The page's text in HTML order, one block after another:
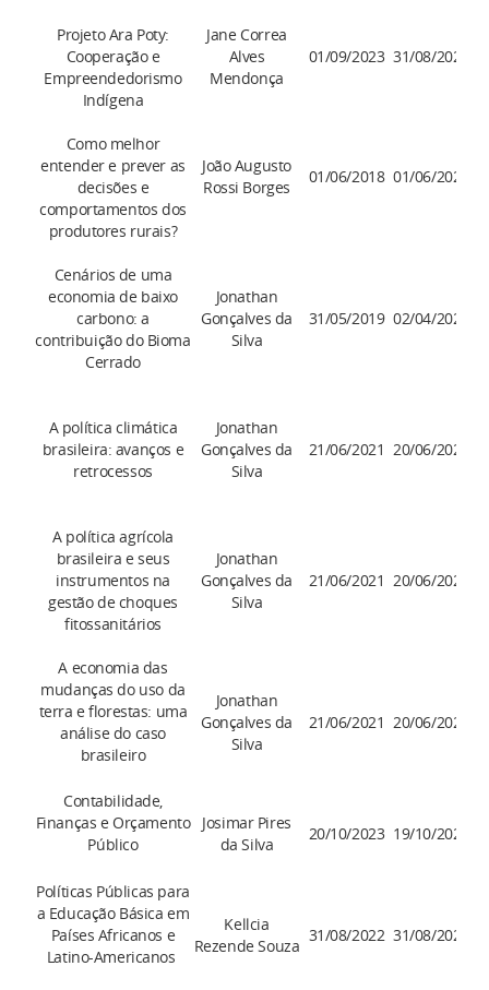
Projeto Ara Poty:
Cooperação e
Empreendedorismo
Indígena
Jane Correa
Alves
Mendonça
01/09/2023 31/08/2025
Como melhor
entender e prever as
decisões e
comportamentos dos
produtores rurais?
João Augusto
Rossi Borges
01/06/2018 01/06/2028
Cenários de uma
economia de baixo
carbono: a
contribuição do Bioma
Cerrado
Jonathan
Gonçalves da
Silva
31/05/2019 02/04/2027
A política climática
brasileira: avanços e
retrocessos
Jonathan
Gonçalves da
Silva
21/06/2021 20/06/2025
A política agrícola
brasileira e seus
instrumentos na
gestão de choques
fitossanitários
Jonathan
Gonçalves da
Silva
21/06/2021 20/06/2025
A economia das
mudanças do uso da
terra e florestas: uma
análise do caso
brasileiro
Jonathan
Gonçalves da
Silva
21/06/2021 20/06/2025
Contabilidade,
Finanças e Orçamento
Público
Josimar Pires
da Silva
20/10/2023 19/10/2026
Políticas Públicas para
a Educação Básica em
Países Africanos e
Latino-Americanos
Kellcia
Rezende Souza
31/08/2022 31/08/2026